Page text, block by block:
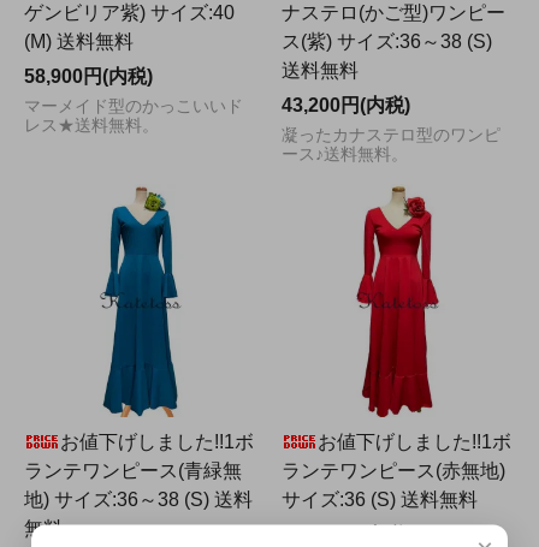
ゲンビリア紫) サイズ:40
(M) 送料無料
58,900円(内税)
マーメイド型のかっこいいド
レス★送料無料。
ナステロ(かご型)ワンピー
ス(紫) サイズ:36～38 (S)
送料無料
43,200円(内税)
凝ったカナステロ型のワンピ
ース♪送料無料。
お値下げしました!!1ボ
ランテワンピース(青緑無
地) サイズ:36～38 (S) 送料
無料
お値下げしました!!1ボ
ランテワンピース(赤無地)
サイズ:36 (S) 送料無料